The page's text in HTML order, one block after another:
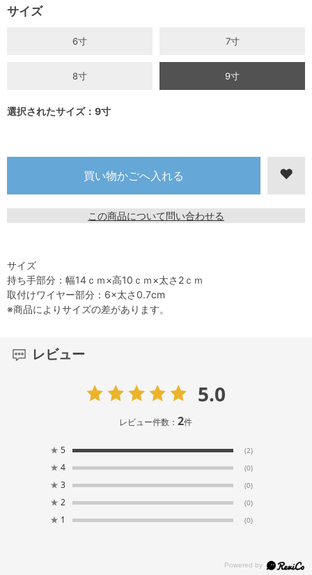
サイズ
6寸 7寸
8寸 9寸
選択されたサイズ：9寸
この商品について問い合わせる
サイズ
持ち手部分：幅14ｃｍ×高10ｃｍ×太さ2ｃｍ
取付けワイヤー部分：6×太さ0.7cm
※商品によりサイズの差があります。
レビュー
5.0
レビュー件数：2件
★ 5 (2)
★ 4 (0)
★ 3 (0)
★ 2 (0)
★ 1 (0)